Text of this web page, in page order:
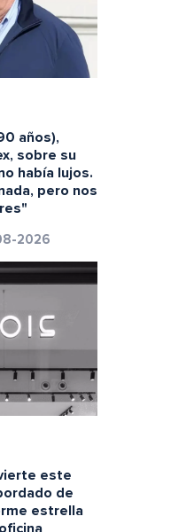
años),
sobre su
había lujos.
pero nos
2026
este
de
estrella